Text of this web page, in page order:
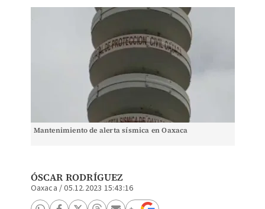
Mantenimiento de alerta sísmica en Oaxaca
ÓSCAR RODRÍGUEZ
Oaxaca /05.12.2023 15:43:16